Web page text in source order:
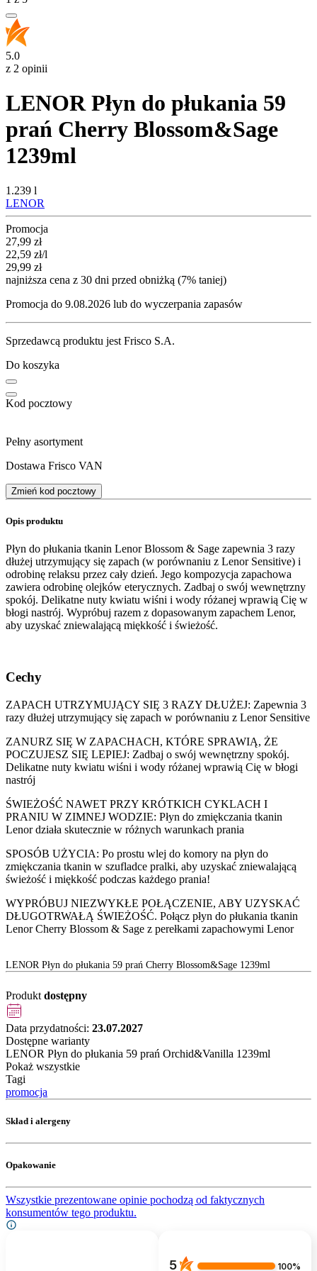
5.0
z 2 opinii
LENOR Płyn do płukania 59
prań Cherry Blossom&Sage
1239ml
1.239 l
LENOR
Promocja
Cena promocyjna
27,99 zł
22,59 zł/l
29,99 zł
najniższa cena z 30 dni przed obniżką (7% taniej)
Promocja do 9.08.2026 lub do wyczerpania zapasów
Sprzedawcą produktu jest Frisco S.A.
Do koszyka
Kod pocztowy
Pełny asortyment
Dostawa Frisco VAN
Zmień kod pocztowy
Opis produktu
Płyn do płukania tkanin Lenor Blossom & Sage zapewnia 3 razy
dłużej utrzymujący się zapach (w porównaniu z Lenor Sensitive) i
odrobinę relaksu przez cały dzień. Jego kompozycja zapachowa
zawiera odrobinę olejków eterycznych. Zadbaj o swój wewnętrzny
spokój. Delikatne nuty kwiatu wiśni i wody różanej wprawią Cię w
błogi nastrój. Wypróbuj razem z dopasowanym zapachem Lenor,
aby uzyskać zniewalającą miękkość i świeżość.
Cechy
ZAPACH UTRZYMUJĄCY SIĘ 3 RAZY DŁUŻEJ: Zapewnia 3
razy dłużej utrzymujący się zapach w porównaniu z Lenor Sensitive
ZANURZ SIĘ W ZAPACHACH, KTÓRE SPRAWIĄ, ŻE
POCZUJESZ SIĘ LEPIEJ: Zadbaj o swój wewnętrzny spokój.
Delikatne nuty kwiatu wiśni i wody różanej wprawią Cię w błogi
nastrój
ŚWIEŻOŚĆ NAWET PRZY KRÓTKICH CYKLACH I
PRANIU W ZIMNEJ WODZIE: Płyn do zmiękczania tkanin
Lenor działa skutecznie w różnych warunkach prania
SPOSÓB UŻYCIA: Po prostu wlej do komory na płyn do
zmiękczania tkanin w szufladce pralki, aby uzyskać zniewalającą
świeżość i miękkość podczas każdego prania!
WYPRÓBUJ NIEZWYKŁE POŁĄCZENIE, ABY UZYSKAĆ
DŁUGOTRWAŁĄ ŚWIEŻOŚĆ. Połącz płyn do płukania tkanin
Lenor Cherry Blossom & Sage z perełkami zapachowymi Lenor
LENOR Płyn do płukania 59 prań Cherry Blossom&Sage 1239ml
Produkt dostępny
Data przydatności: 23.07.2027
Dostępne warianty
LENOR Płyn do płukania 59 prań Orchid&Vanilla 1239ml
Pokaż wszystkie
Tagi
promocja
Skład i alergeny
Opakowanie
Wszystkie prezentowane opinie pochodzą od faktycznych
konsumentów tego produktu.
5 100%